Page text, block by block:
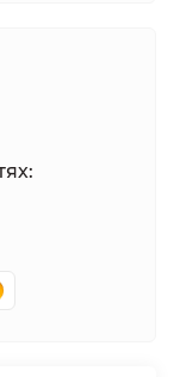
компоненты,
и улучшению
погружаясь
и
ноток до